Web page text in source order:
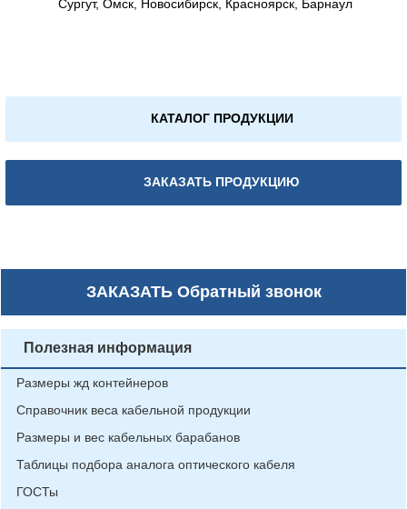
Сургут, Омск, Новосибирск, Красноярск, Барнаул
КАТАЛОГ ПРОДУКЦИИ
ЗАКАЗАТЬ ПРОДУКЦИЮ
ЗАКАЗАТЬОбратный звонок
Полезная информация
Размеры жд контейнеров
Справочник веса кабельной продукции
Размеры и вес кабельных барабанов
Таблицы подбора аналога оптического кабеля
ГОСТы